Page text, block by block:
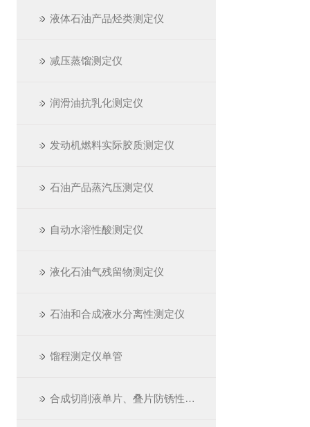
液体石油产品烃类测定仪
减压蒸馏测定仪
润滑油抗乳化测定仪
发动机燃料实际胶质测定仪
石油产品蒸汽压测定仪
自动水溶性酸测定仪
液化石油气残留物测定仪
石油和合成液水分离性测定仪
馏程测定仪单管
合成切削液单片、叠片防锈性测定仪